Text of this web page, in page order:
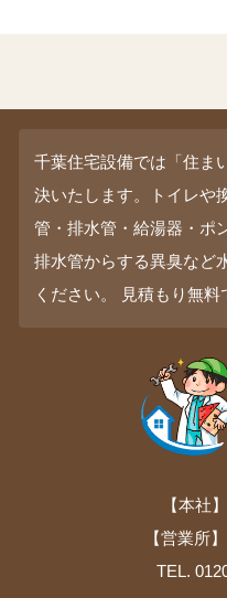
千葉住宅設備では「住ま
決いたします。トイレや
管・排水管・給湯器・ポ
排水管からする異臭など
ください。 見積もり無料
【本社
【営業所
TEL.